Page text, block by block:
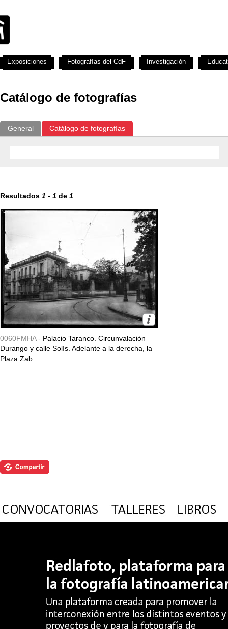
Catálogo de fotografías
General Catálogo de fotografías
Resultados 1 - 1 de 1
0060FMHA - Palacio Taranco. Circunvalación
Durango y calle Solís. Adelante a la derecha, la
Plaza Zab...
Exposiciones Fotografías del CdF Investigación